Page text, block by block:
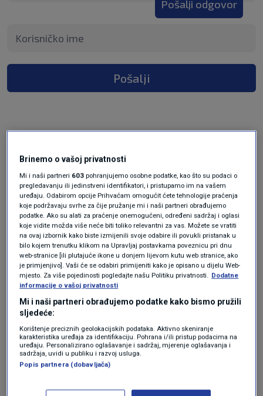
Pošalji odgovor
Pošalji
Oglas
Oglas
Brinemo o vašoj privatnosti
Mi i naši partneri 603 pohranjujemo osobne podatke, kao što su podaci o
pregledavanju ili jedinstveni identifikatori, i pristupamo im na vašem
uređaju. Odabirom opcije Prihvaćam omogućit ćete tehnologije praćenja
koje podržavaju svrhe za čije pružanje mi i naši partneri obrađujemo
podatke. Ako su alati za praćenje onemogućeni, određeni sadržaj i oglasi
koje vidite možda više neće biti toliko relevantni za vas. Možete se vratiti
na ovaj izbornik kako biste izmijenili svoje odabire ili povukli pristanak u
bilo kojem trenutku klikom na Upravljaj postavkama poveznicu pri dnu
web-stranice [ili plutajuće ikone u donjem lijevom kutu web stranice, ako
je primjenjivo]. Vaši će se odabiri primijeniti kako je opisano u dijelu Web-
mjesto. Za više pojedinosti pogledajte našu Politiku privatnosti. Dodatne
informacije o vašoj privatnosti
Mi i naši partneri obrađujemo podatke kako bismo pružili
sljedeće:
Korištenje preciznih geolokacijskih podataka. Aktivno skeniranje
karakteristika uređaja za identifikaciju. Pohrana i/ili pristup podacima na
uređaju. Personalizirano oglašavanje i sadržaj, mjerenje oglašavanja i
sadržaja, uvidi u publiku i razvoj usluga.
Popis partnera (dobavljača)